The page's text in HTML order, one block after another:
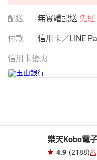
配送 無實體配送 免運
付款 信用卡／LINE
信用卡優惠
樂天Kobo電
4.9 (2188)